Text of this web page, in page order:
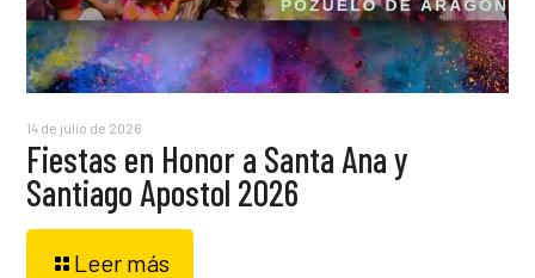
14 de julio de 2026
Fiestas en Honor a Santa Ana y
Santiago Apostol 2026
Leer más